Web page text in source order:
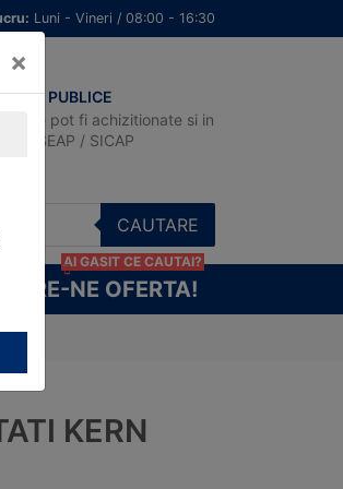
Luni - Vineri / 08:00 - 16:30
PUBLICE
pot fi achizitionate si in
SEAP / SICAP
CAUTARE
CERE-NE OFERTA!
AI GASIT CE CAUTAI?
KERN
×